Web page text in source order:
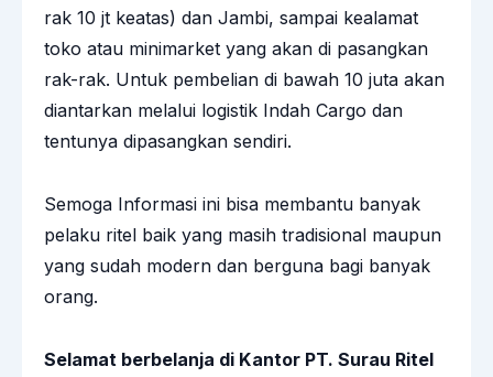
rak 10 jt keatas) dan Jambi, sampai kealamat
toko atau minimarket yang akan di pasangkan
rak-rak. Untuk pembelian di bawah 10 juta akan
diantarkan melalui logistik Indah Cargo dan
tentunya dipasangkan sendiri.
Semoga Informasi ini bisa membantu banyak
pelaku ritel baik yang masih tradisional maupun
yang sudah modern dan berguna bagi banyak
orang.
Selamat berbelanja di Kantor PT. Surau Ritel